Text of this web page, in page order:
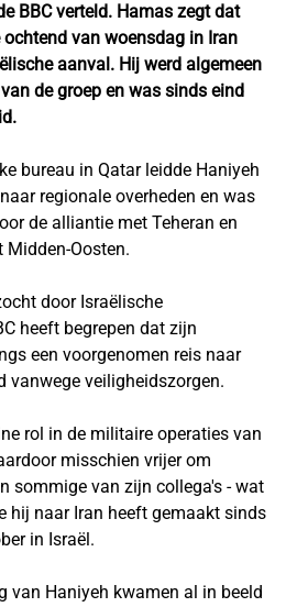
BBC verteld. Hamas zegt dat
van woensdag in Iran
aanval. Hij werd algemeen
de groep en was sinds eind
bureau in Qatar leidde Haniyeh
regionale overheden en was
de alliantie met Teheran en
Midden-Oosten.
door Israëlische
heeft begrepen dat zijn
een voorgenomen reis naar
vanwege veiligheidszorgen.
rol in de militaire operaties van
misschien vrijer om
sommige van zijn collega's - wat
hij naar Iran heeft gemaakt sinds
in Israël.
van Haniyeh kwamen al in beeld